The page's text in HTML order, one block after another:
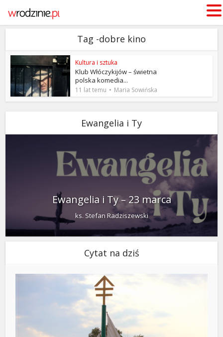
Tag -dobre kino
Kultura i sztuka
Klub Włóczykijów – świetna
polska komedia...
11 lat temu Maria Sowińska
Ewangelia i Ty
Ewangelia i Ty – 23 marca
ks. Stefan Radziszewski
Cytat na dziś